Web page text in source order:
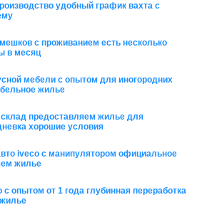
удобный график вахта с
с проживанием есть несколько
в месяц
мебели с опытом для иногородних
жилье
предоставляем жилье для
хорошие условия
iveco с манипулятором официальное
жилье
опытом от 1 года глубинная переработка